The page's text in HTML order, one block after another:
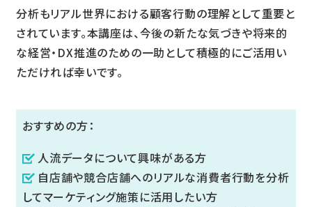
分析もリアル世界における顧客行動の理解として重要と
されています。本講座は、今後の新たな気づきや将来的
な経営・DX推進のための一助として積極的にご活用い
ただければ幸いです。
おすすめの方：
人流データについて興味がある方
自店舗や競合店舗へのリアルな消費者行動を分析
してマーケティング施策に活用したい方